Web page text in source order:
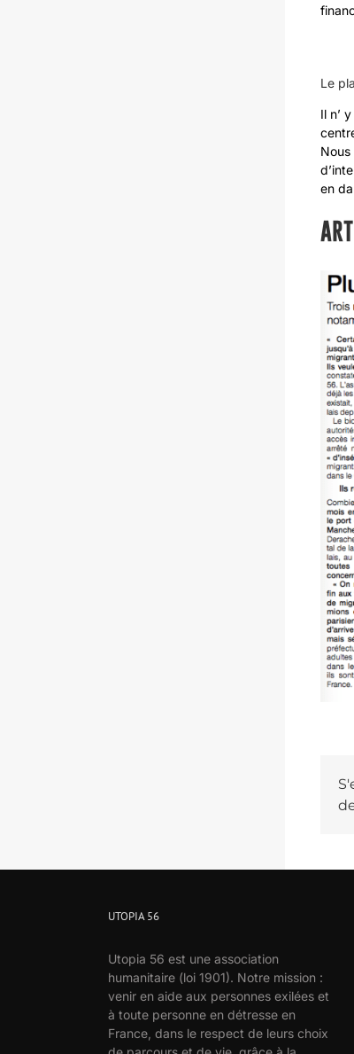
Le
Il n’
Nous
en
UTOPIA 56
Utopia 56 est une association
humanitaire (loi 1901). Notre mission :
venir en aide aux personnes exilées et
à toute personne en détresse en
France, dans le respect de leurs choix